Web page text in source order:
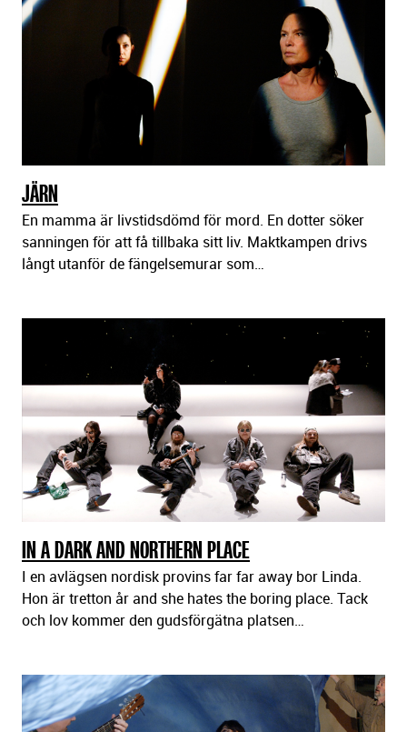
JÄRN
En mamma är livstidsdömd för mord. En dotter söker
sanningen för att få tillbaka sitt liv. Maktkampen drivs
långt utanför de fängelsemurar som…
IN A DARK AND NORTHERN PLACE
I en avlägsen nordisk provins far far away bor Linda.
Hon är tretton år and she hates the boring place. Tack
och lov kommer den gudsförgätna platsen…